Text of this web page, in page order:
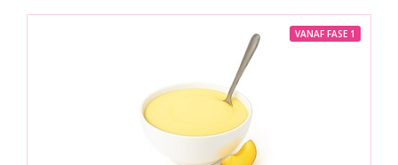
VANAF FASE 1